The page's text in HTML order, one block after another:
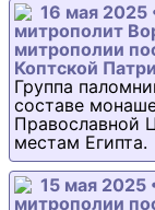
16 мая 2025
митрополит
митрополии
Коптской
Группа
составе
Православной
местам Египта.
15 мая 2025
митрополии